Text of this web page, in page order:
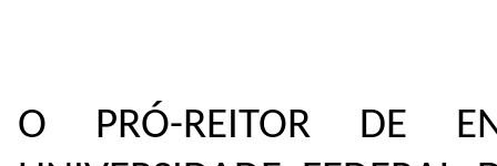
O PRÓ-REITOR DE